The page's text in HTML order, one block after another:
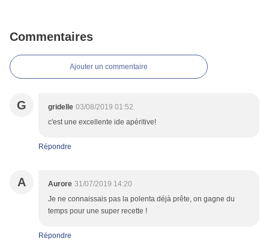
Commentaires
Ajouter un commentaire
G gridelle 03/08/2019 01:52
c'est une excellente ide apéritive!
Répondre
A Aurore 31/07/2019 14:20
Je ne connaissais pas la polenta déjà prête, on gagne du
temps pour une super recette !
Répondre